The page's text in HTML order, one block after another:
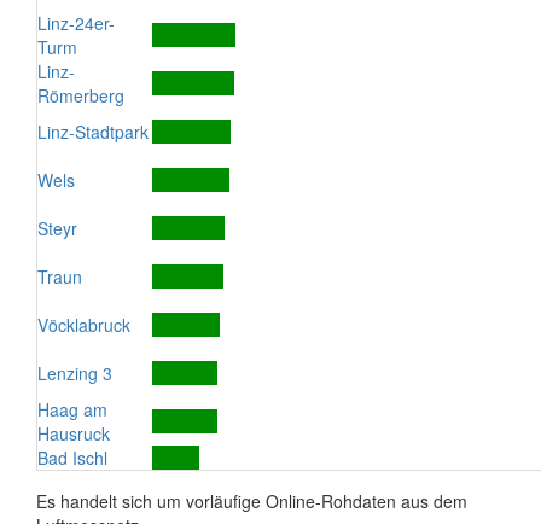
Linz-24er-
Turm
Linz-
Römerberg
Linz-Stadtpark
Wels
Steyr
Traun
Vöcklabruck
Lenzing 3
Haag am
Hausruck
Bad Ischl
Es handelt sich um vorläufige Online-Rohdaten aus dem